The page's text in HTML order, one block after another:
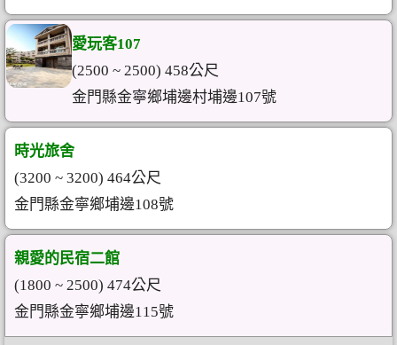
愛玩客107
(2500 ~ 2500) 458公尺
金門縣金寧鄉埔邊村埔邊107號
時光旅舍
(3200 ~ 3200) 464公尺
金門縣金寧鄉埔邊108號
親愛的民宿二館
(1800 ~ 2500) 474公尺
金門縣金寧鄉埔邊115號